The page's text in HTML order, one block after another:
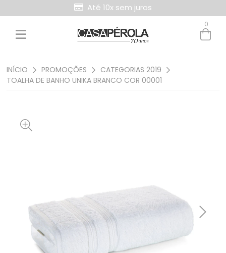
Até 10x sem juros
0
INÍCIO PROMOÇÕES
CATEGORIAS 2019
TOALHA DE BANHO UNIKA BRANCO COR 00001